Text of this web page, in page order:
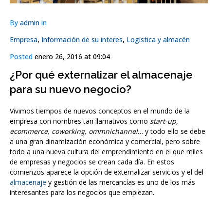
By admin in
Empresa, Información de su interes, Logística y almacén
Posted enero 26, 2016 at 09:04
¿Por qué externalizar el almacenaje
para su nuevo negocio?
Vivimos tiempos de nuevos conceptos en el mundo de la
empresa con nombres tan llamativos como start-up,
ecommerce, coworking, ommnichannel… y todo ello se debe
a una gran dinamización económica y comercial, pero sobre
todo a una nueva cultura del emprendimiento en el que miles
de empresas y negocios se crean cada día. En estos
comienzos aparece la opción de externalizar servicios y el del
almacenaje y gestión de las mercancías es uno de los más
interesantes para los negocios que empiezan.